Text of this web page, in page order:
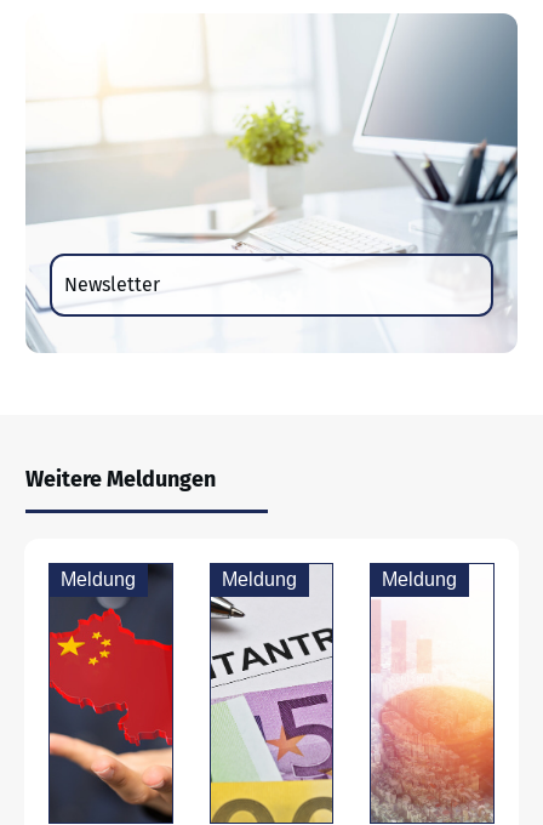
Newsletter
Weitere Meldungen
Meldung Meldung Meldung